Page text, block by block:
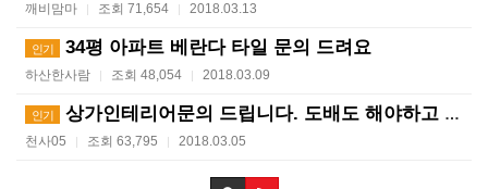
깨비맘마 | 조회 71,654 | 2018.03.13
인기 34평 아파트 베란다 타일 문의 드려요
하산한사람 | 조회 48,054 | 2018.03.09
인기 상가인테리어문의 드립니다. 도배도 해야하고 주방 및 페…
천사05 | 조회 63,795 | 2018.03.05